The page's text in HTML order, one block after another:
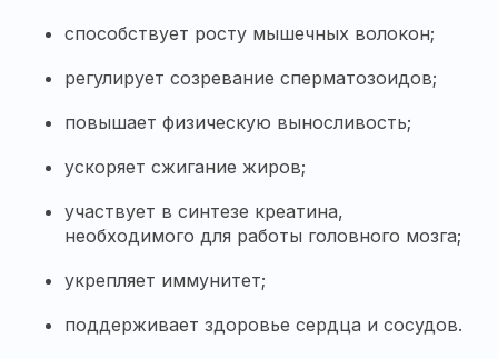
способствует росту мышечных волокон;
регулирует созревание сперматозоидов;
повышает физическую выносливость;
ускоряет сжигание жиров;
участвует в синтезе креатина,
необходимого для работы головного мозга;
укрепляет иммунитет;
поддерживает здоровье сердца и сосудов.